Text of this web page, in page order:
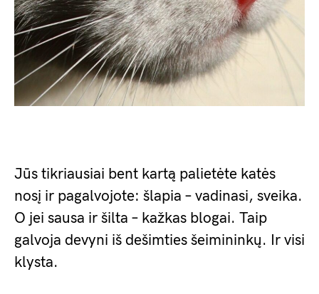
Jūs tikriausiai bent kartą palietėte katės
nosį ir pagalvojote: šlapia – vadinasi, sveika.
O jei sausa ir šilta – kažkas blogai. Taip
galvoja devyni iš dešimties šeimininkų. Ir visi
klysta.